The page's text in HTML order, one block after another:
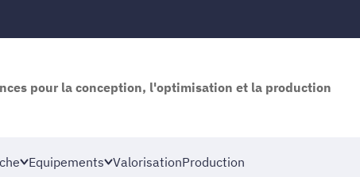
pour la conception, l'optimisation et la production
Equipements ValorisationProduction